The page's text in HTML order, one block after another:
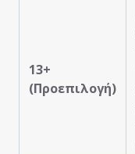
13+
(Προεπιλογή)